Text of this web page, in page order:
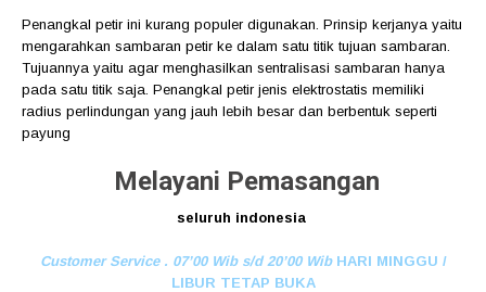
Penangkal petir ini kurang populer digunakan. Prinsip kerjanya yaitu
mengarahkan sambaran petir ke dalam satu titik tujuan sambaran.
Tujuannya yaitu agar menghasilkan sentralisasi sambaran hanya
pada satu titik saja. Penangkal petir jenis elektrostatis memiliki
radius perlindungan yang jauh lebih besar dan berbentuk seperti
payung
Melayani Pemasangan
seluruh indonesia
Customer Service . 07’00 Wib s/d 20’00 WibHARI MINGGU /
LIBUR TETAP BUKA